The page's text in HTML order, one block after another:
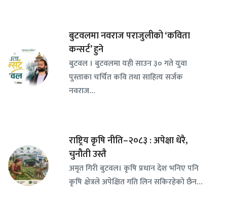
बुटवलमा नवराज पराजुलीको ‘कविता
कन्सर्ट’ हुने
बुटवल । बुटवलमा यही साउन ३० गते युवा
पुस्ताका चर्चित कवि तथा साहित्य सर्जक
नवराज…
राष्ट्रिय कृषि नीति–२०८३ : अपेक्षा धेरै,
चुनौती उस्तै
अमृत गिरी बुटवल। कृषि प्रधान देश भनिए पनि
कृषि क्षेत्रले अपेक्षित गति लिन सकिरहेको छैन…